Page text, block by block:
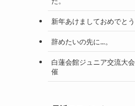
新年あけましておめでとう
辞めたいの先に…。
白蓮会館ジュニア交流大
催